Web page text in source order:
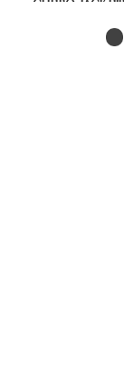
CUERO